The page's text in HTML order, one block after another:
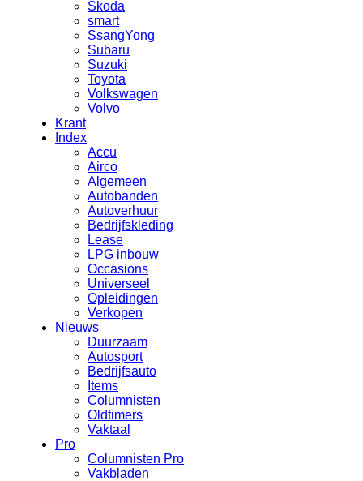
Skoda
smart
SsangYong
Subaru
Suzuki
Toyota
Volkswagen
Volvo
Krant
Index
Accu
Airco
Algemeen
Autobanden
Autoverhuur
Bedrijfskleding
Lease
LPG inbouw
Occasions
Universeel
Opleidingen
Verkopen
Nieuws
Duurzaam
Autosport
Bedrijfsauto
Items
Columnisten
Oldtimers
Vaktaal
Pro
Columnisten Pro
Vakbladen